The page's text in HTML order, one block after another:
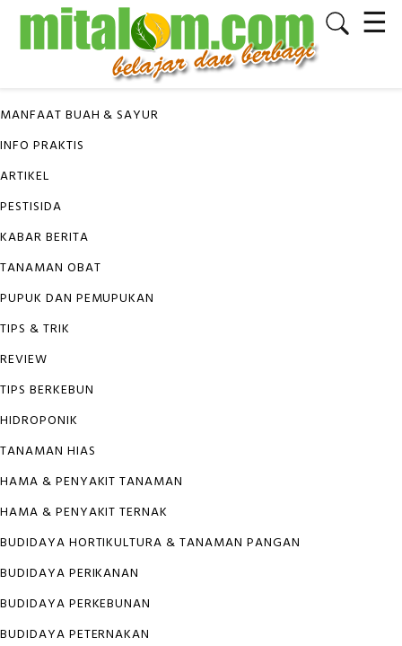
☰
✕
MANFAAT BUAH & SAYUR
INFO PRAKTIS
ARTIKEL
PESTISIDA
KABAR BERITA
TANAMAN OBAT
PUPUK DAN PEMUPUKAN
TIPS & TRIK
REVIEW
TIPS BERKEBUN
HIDROPONIK
TANAMAN HIAS
HAMA & PENYAKIT TANAMAN
HAMA & PENYAKIT TERNAK
BUDIDAYA HORTIKULTURA & TANAMAN PANGAN
BUDIDAYA PERIKANAN
BUDIDAYA PERKEBUNAN
BUDIDAYA PETERNAKAN